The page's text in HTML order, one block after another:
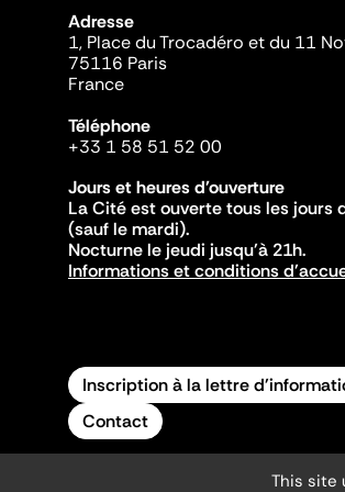
Adresse
1, Place du Trocadéro et du 11
75116 Paris
France
Téléphone
+33 1 58 51 52 00
Jours et heures d'ouverture
La Cité est ouverte tous les jours
(sauf le mardi).
Nocturne le jeudi jusqu'à 21h.
Informations et conditions
Inscription à la lettre
Contact
This site